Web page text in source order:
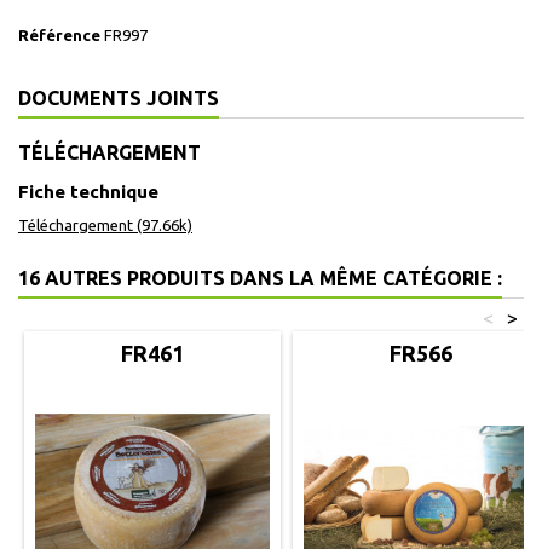
Référence FR997
DOCUMENTS JOINTS
TÉLÉCHARGEMENT
Fiche technique
Téléchargement (97.66k)
16 AUTRES PRODUITS DANS LA MÊME CATÉGORIE :
>
<
FR461 FR566